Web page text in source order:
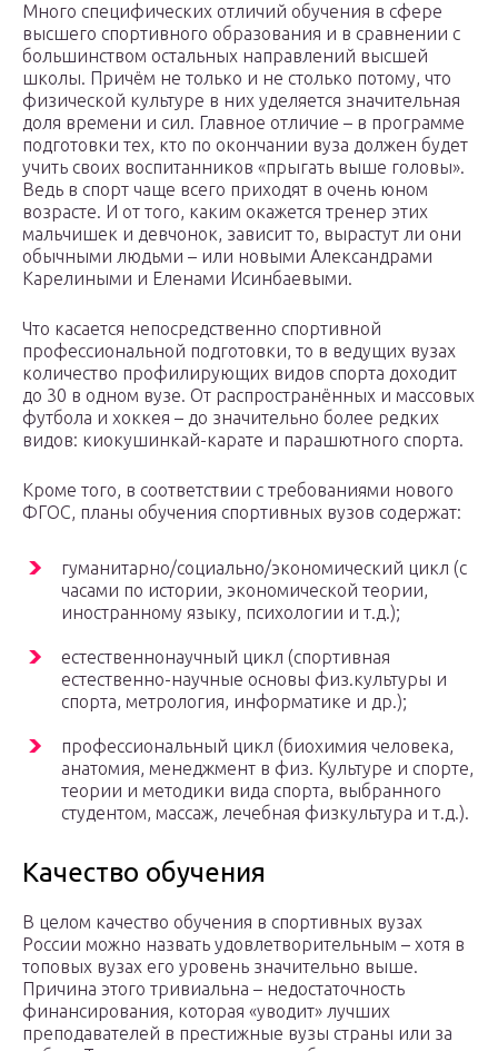
Много специфических отличий обучения в сфере
высшего спортивного образования и в сравнении с
большинством остальных направлений высшей
школы. Причём не только и не столько потому, что
физической культуре в них уделяется значительная
доля времени и сил. Главное отличие – в программе
подготовки тех, кто по окончании вуза должен будет
учить своих воспитанников «прыгать выше головы».
Ведь в спорт чаще всего приходят в очень юном
возрасте. И от того, каким окажется тренер этих
мальчишек и девчонок, зависит то, вырастут ли они
обычными людьми – или новыми Александрами
Карелиными и Еленами Исинбаевыми.
Что касается непосредственно спортивной
профессиональной подготовки, то в ведущих вузах
количество профилирующих видов спорта доходит
до 30 в одном вузе. От распространённых и массовых
футбола и хоккея – до значительно более редких
видов: киокушинкай-карате и парашютного спорта.
Кроме того, в соответствии с требованиями нового
ФГОС, планы обучения спортивных вузов содержат:
гуманитарно/социально/экономический цикл (с
часами по истории, экономической теории,
иностранному языку, психологии и т.д.);
естественнонаучный цикл (спортивная
естественно-научные основы физ.культуры и
спорта, метрология, информатике и др.);
профессиональный цикл (биохимия человека,
анатомия, менеджмент в физ. Культуре и спорте,
теории и методики вида спорта, выбранного
студентом, массаж, лечебная физкультура и т.д.).
Качество обучения
В целом качество обучения в спортивных вузах
России можно назвать удовлетворительным – хотя в
топовых вузах его уровень значительно выше.
Причина этого тривиальна – недостаточность
финансирования, которая «уводит» лучших
преподавателей в престижные вузы страны или за